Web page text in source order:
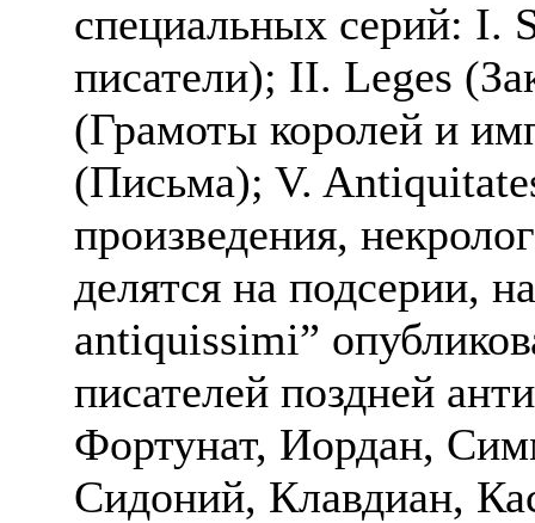
специальных серий: I.
писатели); II. Leges
(Грамоты королей и
(Письма); V.
произведения,
делятся на подсерии,
antiquissimi”
писателей поздней
Фортунат, Иордан,
Сидоний, Клавдиан,